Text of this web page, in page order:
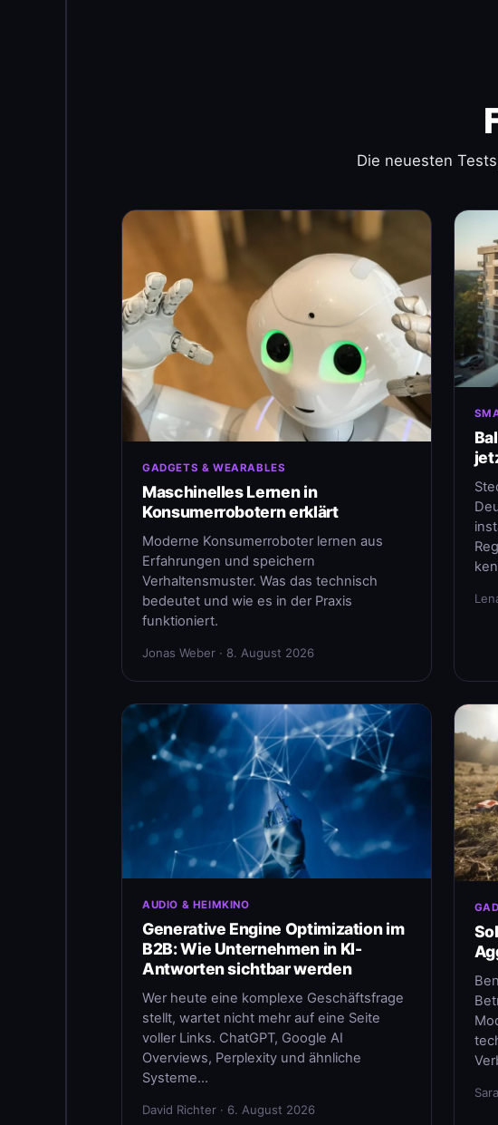
Die neuesten
GADGETS & WEARABLES
Maschinelles Lernen in
Konsumerrobotern erklärt
Moderne Konsumerroboter lernen aus
Erfahrungen und speichern
Verhaltensmuster. Was das technisch
bedeutet und wie es in der Praxis
funktioniert.
Jonas Weber · 8. August 2026
AUDIO & HEIMKINO
Generative Engine Optimization im
B2B: Wie Unternehmen in KI-
Antworten sichtbar werden
Wer heute eine komplexe Geschäftsfrage
stellt, wartet nicht mehr auf eine Seite
voller Links. ChatGPT, Google AI
Overviews, Perplexity und ähnliche
Systeme…
David Richter · 6. August 2026